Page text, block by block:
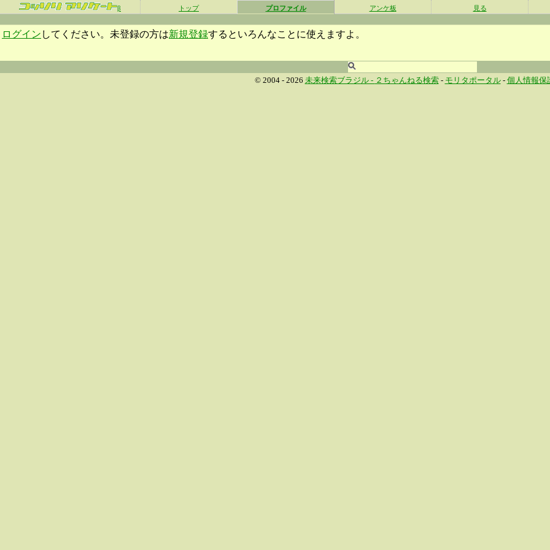
β トップ プロファイル アンケ板 見る
ログイン してください。未登録の方は新規登録するといろんなことに使えますよ。
© 2004 - 2026 未来検索ブラジル - ２ちゃんねる検索- モリタポータル- 個人情報保